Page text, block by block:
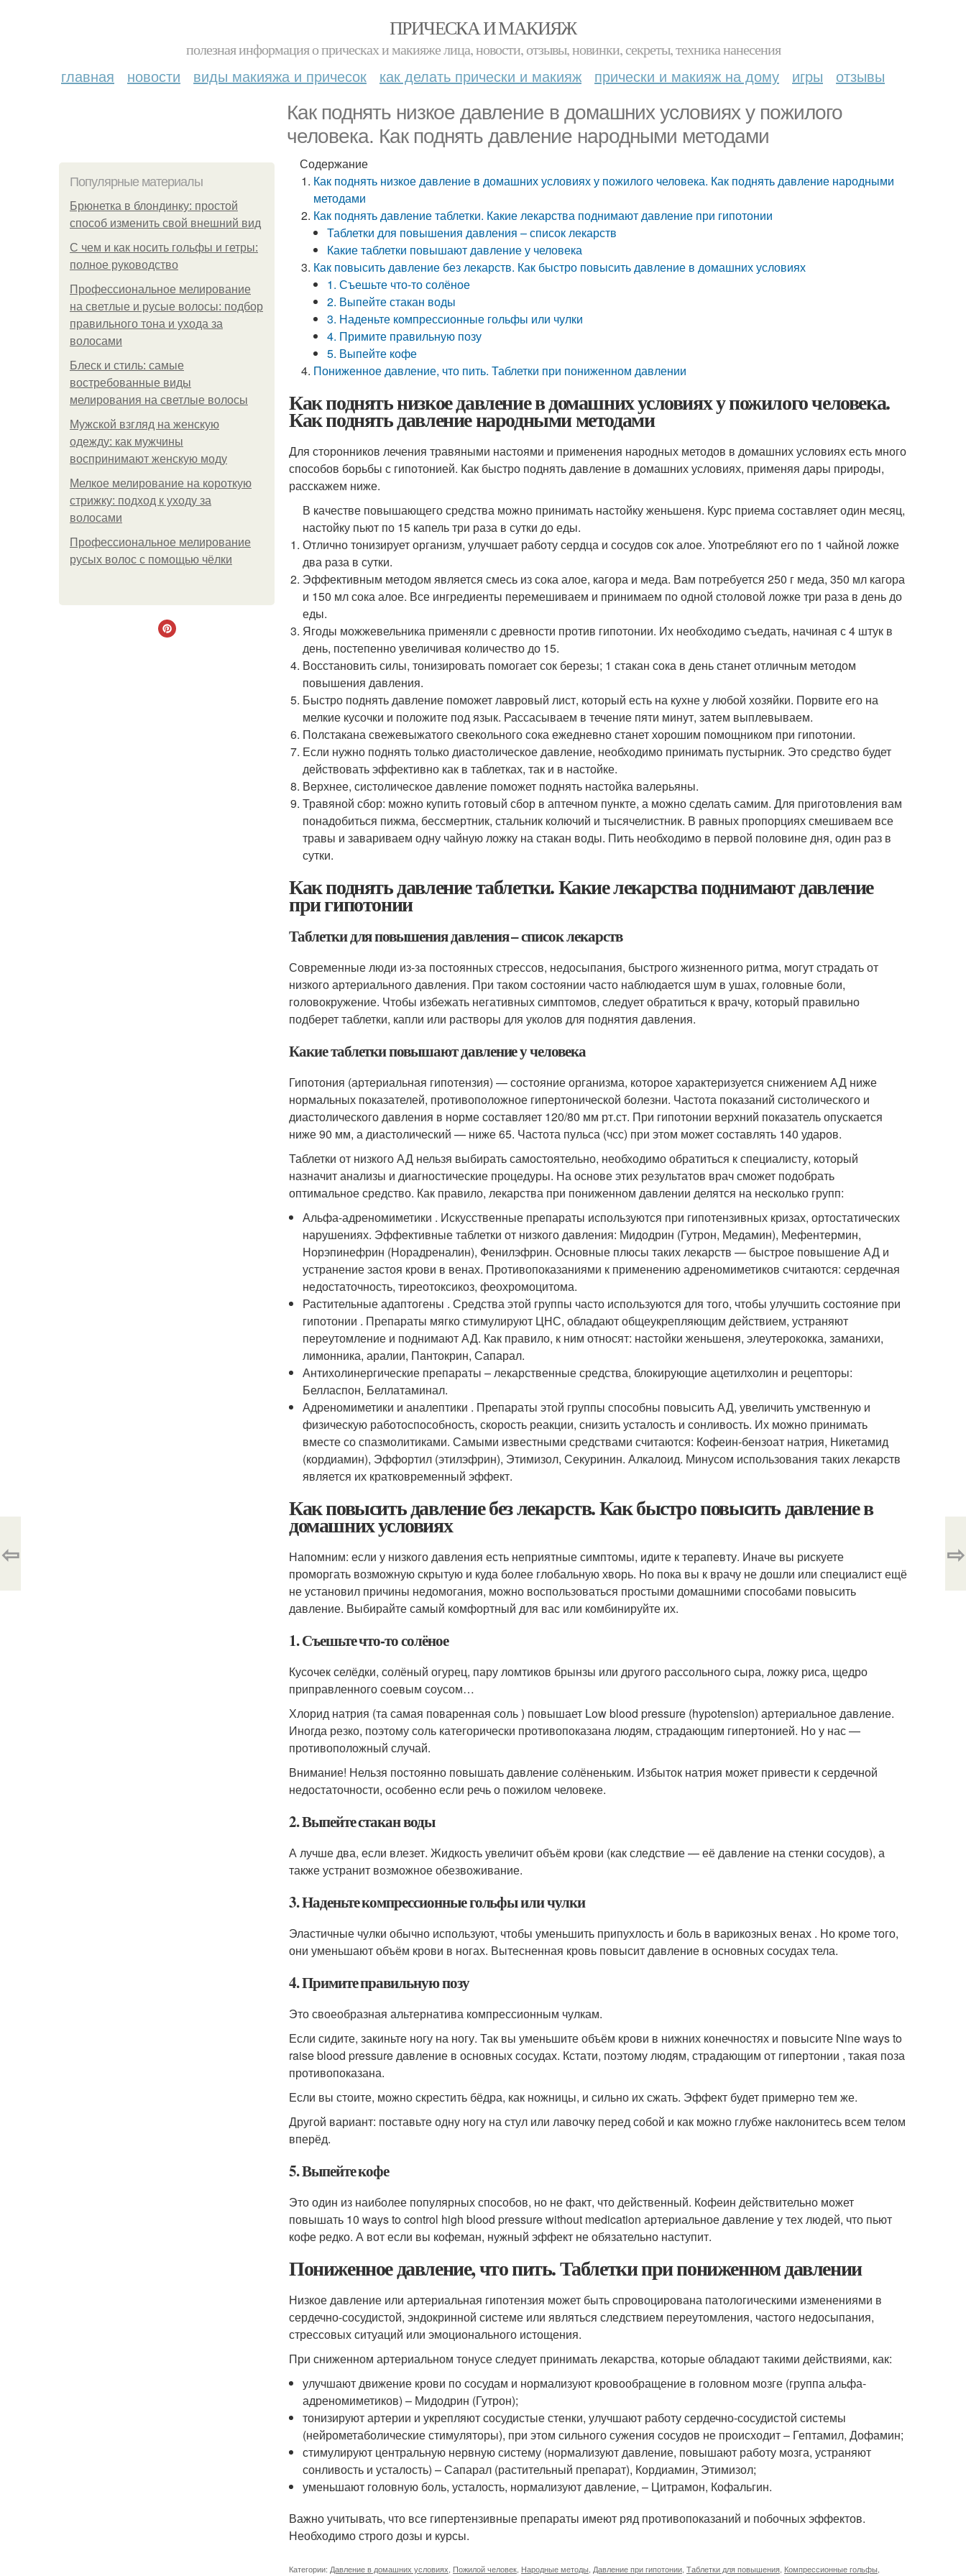
ПРИЧЕСКА И МАКИЯЖ
полезная информация о прическах и макияже лица, новости, отзывы, новинки, секреты, техника нанесения
главная новости виды макияжа и причесок как делать прически и макияж прически и макияж на дому игры отзывы
Как поднять низкое давление в домашних условиях у пожилого
человека. Как поднять давление народными методами
Популярные материалы
Брюнетка в блондинку: простой
способ изменить свой внешний вид
С чем и как носить гольфы и гетры:
полное руководство
Профессиональное мелирование
на светлые и русые волосы: подбор
правильного тона и ухода за
волосами
Блеск и стиль: самые
востребованные виды
мелирования на светлые волосы
Мужской взгляд на женскую
одежду: как мужчины
воспринимают женскую моду
Мелкое мелирование на короткую
стрижку: подход к уходу за
волосами
Профессиональное мелирование
русых волос с помощью чёлки
Содержание
Как поднять низкое давление в домашних условиях у пожилого человека. Как поднять давление народными
методами
Как поднять давление таблетки. Какие лекарства поднимают давление при гипотонии
Таблетки для повышения давления – список лекарств
Какие таблетки повышают давление у человека
Как повысить давление без лекарств. Как быстро повысить давление в домашних условиях
1. Съешьте что-то солёное
2. Выпейте стакан воды
3. Наденьте компрессионные гольфы или чулки
4. Примите правильную позу
5. Выпейте кофе
Пониженное давление, что пить. Таблетки при пониженном давлении
Как поднять низкое давление в домашних условиях у пожилого человека.
Как поднять давление народными методами
Для сторонников лечения травяными настоями и применения народных методов в домашних условиях есть много
способов борьбы с гипотонией. Как быстро поднять давление в домашних условиях, применяя дары природы,
расскажем ниже.
В качестве повышающего средства можно принимать настойку женьшеня. Курс приема составляет один месяц,
настойку пьют по 15 капель три раза в сутки до еды.
Отлично тонизирует организм, улучшает работу сердца и сосудов сок алое. Употребляют его по 1 чайной ложке
два раза в сутки.
Эффективным методом является смесь из сока алое, кагора и меда. Вам потребуется 250 г меда, 350 мл кагора
и 150 мл сока алое. Все ингредиенты перемешиваем и принимаем по одной столовой ложке три раза в день до
еды.
Ягоды можжевельника применяли с древности против гипотонии. Их необходимо съедать, начиная с 4 штук в
день, постепенно увеличивая количество до 15.
Восстановить силы, тонизировать помогает сок березы; 1 стакан сока в день станет отличным методом
повышения давления.
Быстро поднять давление поможет лавровый лист, который есть на кухне у любой хозяйки. Порвите его на
мелкие кусочки и положите под язык. Рассасываем в течение пяти минут, затем выплевываем.
Полстакана свежевыжатого свекольного сока ежедневно станет хорошим помощником при гипотонии.
Если нужно поднять только диастолическое давление, необходимо принимать пустырник. Это средство будет
действовать эффективно как в таблетках, так и в настойке.
Верхнее, систолическое давление поможет поднять настойка валерьяны.
Травяной сбор: можно купить готовый сбор в аптечном пункте, а можно сделать самим. Для приготовления вам
понадобиться пижма, бессмертник, стальник колючий и тысячелистник. В равных пропорциях смешиваем все
травы и завариваем одну чайную ложку на стакан воды. Пить необходимо в первой половине дня, один раз в
сутки.
Как поднять давление таблетки. Какие лекарства поднимают давление
при гипотонии
Таблетки для повышения давления – список лекарств
Современные люди из-за постоянных стрессов, недосыпания, быстрого жизненного ритма, могут страдать от
низкого артериального давления. При таком состоянии часто наблюдается шум в ушах, головные боли,
головокружение. Чтобы избежать негативных симптомов, следует обратиться к врачу, который правильно
подберет таблетки, капли или растворы для уколов для поднятия давления.
Какие таблетки повышают давление у человека
Гипотония (артериальная гипотензия) — состояние организма, которое характеризуется снижением АД ниже
нормальных показателей, противоположное гипертонической болезни. Частота показаний систолического и
диастолического давления в норме составляет 120/80 мм рт.ст. При гипотонии верхний показатель опускается
ниже 90 мм, а диастолический — ниже 65. Частота пульса (чсс) при этом может составлять 140 ударов.
Таблетки от низкого АД нельзя выбирать самостоятельно, необходимо обратиться к специалисту, который
назначит анализы и диагностические процедуры. На основе этих результатов врач сможет подобрать
оптимальное средство. Как правило, лекарства при пониженном давлении делятся на несколько групп:
Альфа-адреномиметики . Искусственные препараты используются при гипотензивных кризах, ортостатических
нарушениях. Эффективные таблетки от низкого давления: Мидодрин (Гутрон, Медамин), Мефентермин,
Норэпинефрин (Норадреналин), Фенилэфрин. Основные плюсы таких лекарств — быстрое повышение АД и
устранение застоя крови в венах. Противопоказаниями к применению адреномиметиков считаются: сердечная
недостаточность, тиреотоксикоз, феохромоцитома.
Растительные адаптогены . Средства этой группы часто используются для того, чтобы улучшить состояние при
гипотонии . Препараты мягко стимулируют ЦНС, обладают общеукрепляющим действием, устраняют
переутомление и поднимают АД. Как правило, к ним относят: настойки женьшеня, элеутерококка, заманихи,
лимонника, аралии, Пантокрин, Сапарал.
Антихолинергические препараты – лекарственные средства, блокирующие ацетилхолин и рецепторы:
Белласпон, Беллатаминал.
Адреномиметики и аналептики . Препараты этой группы способны повысить АД, увеличить умственную и
физическую работоспособность, скорость реакции, снизить усталость и сонливость. Их можно принимать
вместе со спазмолитиками. Самыми известными средствами считаются: Кофеин-бензоат натрия, Никетамид
(кордиамин), Эффортил (этилэфрин), Этимизол, Секуринин. Алкалоид. Минусом использования таких лекарств
является их кратковременный эффект.
Как повысить давление без лекарств. Как быстро повысить давление в
домашних условиях
Напомним: если у низкого давления есть неприятные симптомы, идите к терапевту. Иначе вы рискуете
проморгать возможную скрытую и куда более глобальную хворь. Но пока вы к врачу не дошли или специалист ещё
не установил причины недомогания, можно воспользоваться простыми домашними способами повысить
давление. Выбирайте самый комфортный для вас или комбинируйте их.
1. Съешьте что-то солёное
Кусочек селёдки, солёный огурец, пару ломтиков брынзы или другого рассольного сыра, ложку риса, щедро
приправленного соевым соусом…
Хлорид натрия (та самая поваренная соль ) повышает Low blood pressure (hypotension) артериальное давление.
Иногда резко, поэтому соль категорически противопоказана людям, страдающим гипертонией. Но у нас —
противоположный случай.
Внимание! Нельзя постоянно повышать давление солёненьким. Избыток натрия может привести к сердечной
недостаточности, особенно если речь о пожилом человеке.
2. Выпейте стакан воды
А лучше два, если влезет. Жидкость увеличит объём крови (как следствие — её давление на стенки сосудов), а
также устранит возможное обезвоживание.
3. Наденьте компрессионные гольфы или чулки
Эластичные чулки обычно используют, чтобы уменьшить припухлость и боль в варикозных венах . Но кроме того,
они уменьшают объём крови в ногах. Вытесненная кровь повысит давление в основных сосудах тела.
4. Примите правильную позу
Это своеобразная альтернатива компрессионным чулкам.
Если сидите, закиньте ногу на ногу. Так вы уменьшите объём крови в нижних конечностях и повысите Nine ways to
raise blood pressure давление в основных сосудах. Кстати, поэтому людям, страдающим от гипертонии , такая поза
противопоказана.
Если вы стоите, можно скрестить бёдра, как ножницы, и сильно их сжать. Эффект будет примерно тем же.
Другой вариант: поставьте одну ногу на стул или лавочку перед собой и как можно глубже наклонитесь всем телом
вперёд.
5. Выпейте кофе
Это один из наиболее популярных способов, но не факт, что действенный. Кофеин действительно может
повышать 10 ways to control high blood pressure without medication артериальное давление у тех людей, что пьют
кофе редко. А вот если вы кофеман, нужный эффект не обязательно наступит.
Пониженное давление, что пить. Таблетки при пониженном давлении
Низкое давление или артериальная гипотензия может быть спровоцирована патологическими изменениями в
сердечно-сосудистой, эндокринной системе или являться следствием переутомления, частого недосыпания,
стрессовых ситуаций или эмоционального истощения.
При сниженном артериальном тонусе следует принимать лекарства, которые обладают такими действиями, как:
улучшают движение крови по сосудам и нормализуют кровообращение в головном мозге (группа альфа-
адреномиметиков) – Мидодрин (Гутрон);
тонизируют артерии и укрепляют сосудистые стенки, улучшают работу сердечно-сосудистой системы
(нейрометаболические стимуляторы), при этом сильного сужения сосудов не происходит – Гептамил, Дофамин;
стимулируют центральную нервную систему (нормализуют давление, повышают работу мозга, устраняют
сонливость и усталость) – Сапарал (растительный препарат), Кордиамин, Этимизол;
уменьшают головную боль, усталость, нормализуют давление, – Цитрамон, Кофальгин.
Важно учитывать, что все гипертензивные препараты имеют ряд противопоказаний и побочных эффектов.
Необходимо строго дозы и курсы.
Категории: Давление в домашних условиях Пожилой человек Народные методы Давление при гипотонии Таблетки для повышения Компрессионные гольфы
⇦ ⇨